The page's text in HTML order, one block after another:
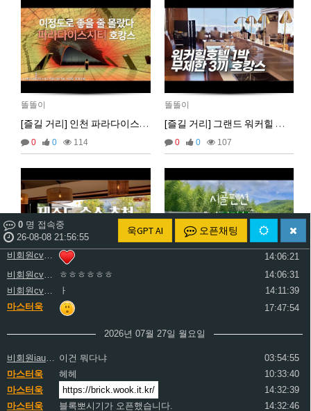
똘똘이
[즐길 거리] 인천 파라다이스시티
0 0 114
똘똘이
[즐길 거리] 그랜드 워커힐 서울
0 0 107
똘똘이
[즐길 거리] 제주 신창여관
0 729
1 2
0 명 접속중
26-08-08 21:56:56
욱GPT AI 오픈채팅
비회원cv1rccvcel78c8euddvjfsl49j ㅏ
13:55:22
비회원cv1rccvcel78c8euddvjfsl49j
13:55:34
비회원cv1rccvcel78c8euddvjfsl49j
13:55:34
비회원cv1rccvcel78c8euddvjfsl49j
13:55:34
비회원cv1rccvcel78c8euddvjfsl49j ㅏ
14:01:40
비회원cv1rccvcel78c8euddvjfsl49j ㅓ
14:01:45
비회원cv1rccvcel78c8euddvjfsl49j ㅏ
14:01:49
비회원cv1rccvcel78c8euddvjfsl49j
ㅏ
비회원cv1rccvcel78c8euddvjfsl49j
14:02:06
비회원cv1rccvcel78c8euddvjfsl49j
14:02:11
비회원cv1rccvcel78c8euddvjfsl49j
14:02:14
비회원cv1rccvcel78c8euddvjfsl49j
14:06:19
비회원cv1rccvcel78c8euddvjfsl49j
14:06:21
비회원cv1rccvcel78c8euddvjfsl49j
ㅎㅎㅎㅎㅎㅎ
14:06:31
비회원cv1rccvcel78c8euddvjfsl49j
ㅏ
14:11:39
마스터욱
17:47:54
2026년 07월 27일 월요일
비회원iau357cgt389v44tjr9dqb2ml0 이건 뭐다냐
03:54:55
마스터욱
헤헤
10:33:40
마스터욱
https://brick.wook.it.kr/
14:32:39
마스터욱
블록뽀시기가 오픈했습니다. 14:32:46